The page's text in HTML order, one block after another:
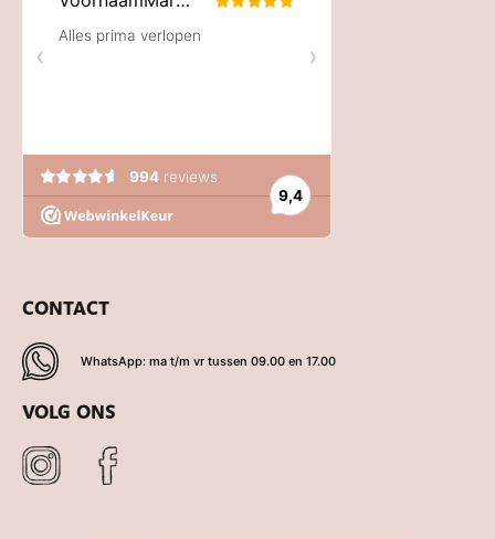
CONTACT
WhatsApp: ma t/m vr tussen 09.00 en 17.00
VOLG ONS